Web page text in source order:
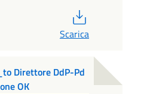
Scarica
Direttore DdP-Pd
OK